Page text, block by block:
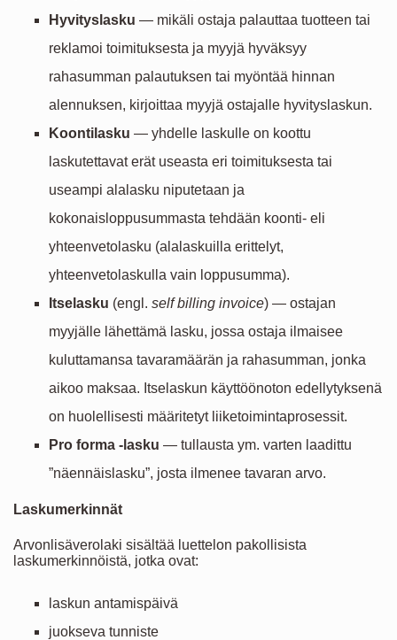
Hyvityslasku — mikäli ostaja palauttaa tuotteen tai
reklamoi toimituksesta ja myyjä hyväksyy
rahasumman palautuksen tai myöntää hinnan
alennuksen, kirjoittaa myyjä ostajalle hyvityslaskun.
Koontilasku — yhdelle laskulle on koottu
laskutettavat erät useasta eri toimituksesta tai
useampi alalasku niputetaan ja
kokonaisloppusummasta tehdään koonti- eli
yhteenvetolasku (alalaskuilla erittelyt,
yhteenvetolaskulla vain loppusumma).
Itselasku (engl. self billing invoice) — ostajan
myyjälle lähettämä lasku, jossa ostaja ilmaisee
kuluttamansa tavaramäärän ja rahasumman, jonka
aikoo maksaa. Itselaskun käyttöönoton edellytyksenä
on huolellisesti määritetyt liiketoimintaprosessit.
Pro forma -lasku — tullausta ym. varten laadittu
”näennäislasku”, josta ilmenee tavaran arvo.
Laskumerkinnät
Arvonlisäverolaki sisältää luettelon pakollisista
laskumerkinnöistä, jotka ovat:
laskun antamispäivä
juokseva tunniste